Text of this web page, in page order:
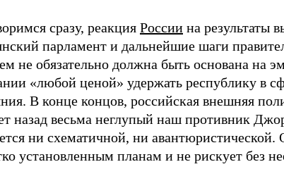
сразу, реакция России на результаты
парламент и дальнейшие шаги
не обязательно должна быть основана на
«любой ценой» удержать республику в
В конце концов, российская внешняя
назад весьма неглупый наш противник
ни схематичной, ни авантюристической.
установленным планам и не рискует без